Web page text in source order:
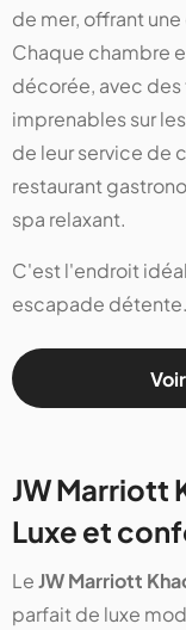
de mer, offrant
Chaque chambre
décorée, avec des
imprenables sur
de leur service de
restaurant
spa relaxant.
C'est l'endroit
escapade détente.
JW Marriott
Luxe et
LeJW Marriott
parfait de luxe